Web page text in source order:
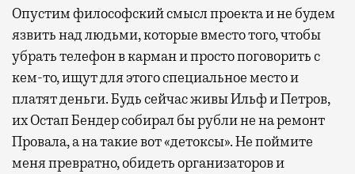
Опустим философский смысл проекта и не будем
язвить над людьми, которые вместо того, чтобы
убрать телефон в карман и просто поговорить с
кем-то, ищут для этого специальное место и
платят деньги. Будь сейчас живы Ильф и Петров,
их Остап Бендер собирал бы рубли не на ремонт
Провала, а на такие вот «детоксы». Не поймите
меня превратно, обидеть организаторов и